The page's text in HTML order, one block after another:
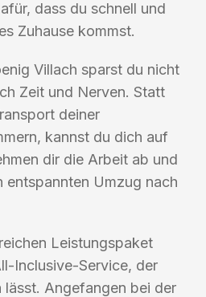
dass du schnell und
Zuhause kommst.
Villach sparst du nicht
Zeit und Nerven. Statt
deiner
kannst du dich auf
dir die Arbeit ab und
entspannten Umzug nach
Leistungspaket
Inclusive-Service, der
lässt. Angefangen bei der